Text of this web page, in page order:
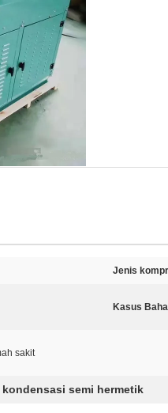
Jenis
Kasus
sakit
semi hermetik